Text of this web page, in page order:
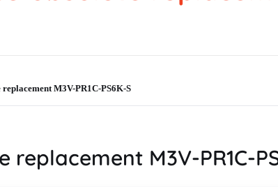
replacement M3V-PR1C-PS6K-S
replacement M3V-PR1C-